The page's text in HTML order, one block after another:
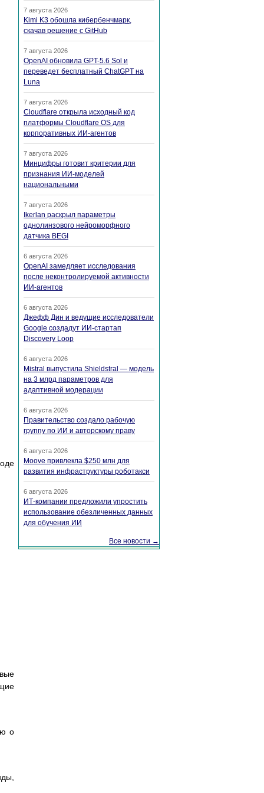
о
7 августа 2026
Kimi K3 обошла кибербенчмарк,
скачав решение с GitHub
7 августа 2026
OpenAI обновила GPT-5.6 Sol и
переведет бесплатный ChatGPT на
Luna
7 августа 2026
Cloudflare открыла исходный код
платформы Cloudflare OS для
корпоративных ИИ-агентов
7 августа 2026
Минцифры готовит критерии для
признания ИИ-моделей
национальными
7 августа 2026
Ikerlan раскрыл параметры
однолинзового нейроморфного
датчика BEGI
6 августа 2026
OpenAI замедляет исследования
после неконтролируемой активности
ИИ-агентов
6 августа 2026
Джефф Дин и ведущие исследователи
Google создадут ИИ-стартап
Discovery Loop
6 августа 2026
Mistral выпустила Shieldstral — модель
на 3 млрд параметров для
адаптивной модерации
6 августа 2026
Правительство создало рабочую
группу по ИИ и авторскому праву
6 августа 2026
Moove привлекла $250 млн для
развития инфраструктуры роботакси
6 августа 2026
ИТ-компании предложили упростить
использование обезличенных данных
для обучения ИИ
Все новости →